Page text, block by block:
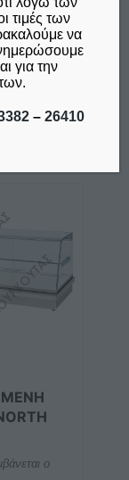
καλάθι
ο
τιμές των
να
για την
– 26410